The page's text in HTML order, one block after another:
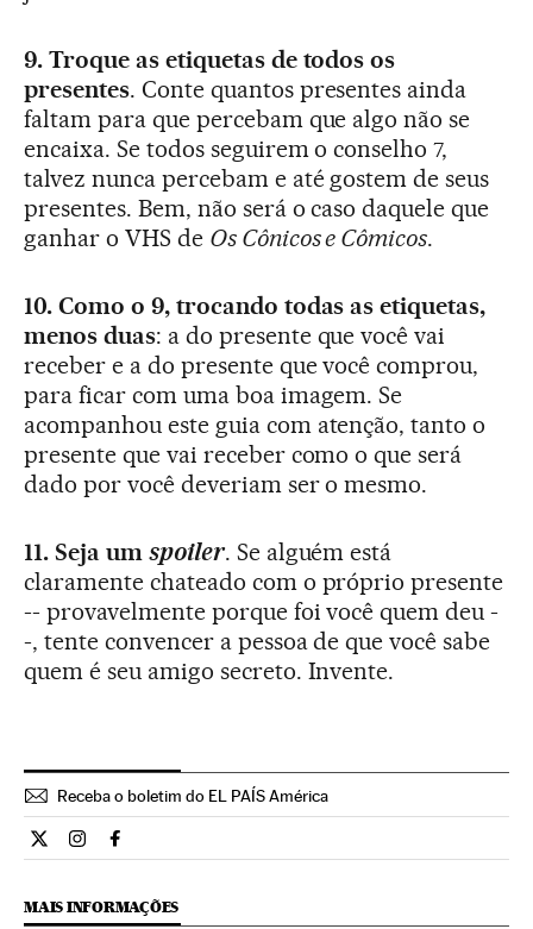
9. Troque as etiquetas de todos os
presentes. Conte quantos presentes ainda
faltam para que percebam que algo não se
encaixa. Se todos seguirem o conselho 7,
talvez nunca percebam e até gostem de seus
presentes. Bem, não será o caso daquele que
ganhar o VHS de Os Cônicos e Cômicos.
10. Como o 9, trocando todas as etiquetas,
menos duas: a do presente que você vai
receber e a do presente que você comprou,
para ficar com uma boa imagem. Se
acompanhou este guia com atenção, tanto o
presente que vai receber como o que será
dado por você deveriam ser o mesmo.
11. Seja um spoiler. Se alguém está
claramente chateado com o próprio presente
-- provavelmente porque foi você quem deu -
-, tente convencer a pessoa de que você sabe
quem é seu amigo secreto. Invente.
Receba o boletim do EL PAÍS América
Estilo El País Brasil en Twitter
Estilo El País Brasil en Instagram
Estilo El País Brasil en Facebook
MAIS INFORMAÇÕES